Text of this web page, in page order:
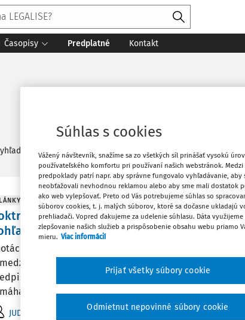
Časopisy Predplatné Kontakt
dokumentov:
a judikatúrne závery pri výklade
v konaní o odporovateľnosti
Príspevok sa zaoberá problematikou
v § 42a Občianskeho zákonníka (zák. č. 40/
o odporovateľnom právnom úkone.
...
JUDr. Dalibor Vyhnálik PhD. Vydané:14. 6. 2022 / 33
Súhlas s cookies
Vážený návštevník, snažíme sa zo všetkých síl prinášať vysokú
používateľského komfortu pri používaní našich webstránok. Medzi
predpoklady patrí napr. aby správne fungovalo vyhľadávanie, aby
neobťažovali nevhodnou reklamou alebo aby sme mali dostatok
ako web vylepšovať. Preto od Vás potrebujeme súhlas so
súborov cookies, t. j. malých súborov, ktoré sa dočasne ukladajú
prehliadači. Vopred ďakujeme za udelenie súhlasu. Dáta využijeme
zlepšovanie našich služieb a prispôsobenie obsahu webu priamo
mieru. Viac informácií
Odmietnut nepovinné súbory cookie
Prijať všetky súbory cookie